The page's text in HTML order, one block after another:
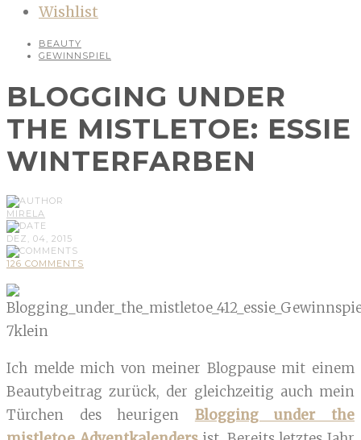
Wishlist
BEAUTY
GEWINNSPIEL
BLOGGING UNDER
THE MISTLETOE: ESSIE
WINTERFARBEN
MIRELA
DEZ, 04, 2015
126 COMMENTS
Ich melde mich von meiner Blogpause mit einem
Beautybeitrag zurück, der gleichzeitig auch mein
Türchen des heurigen Blogging under the